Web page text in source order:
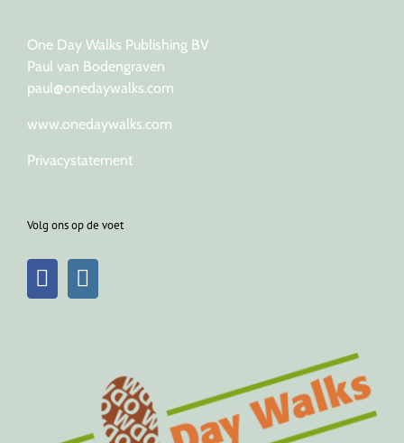
One Day Walks Publishing BV
Paul van Bodengraven
paul@onedaywalks.com
www.onedaywalks.com
Privacystatement
Volg ons op de voet